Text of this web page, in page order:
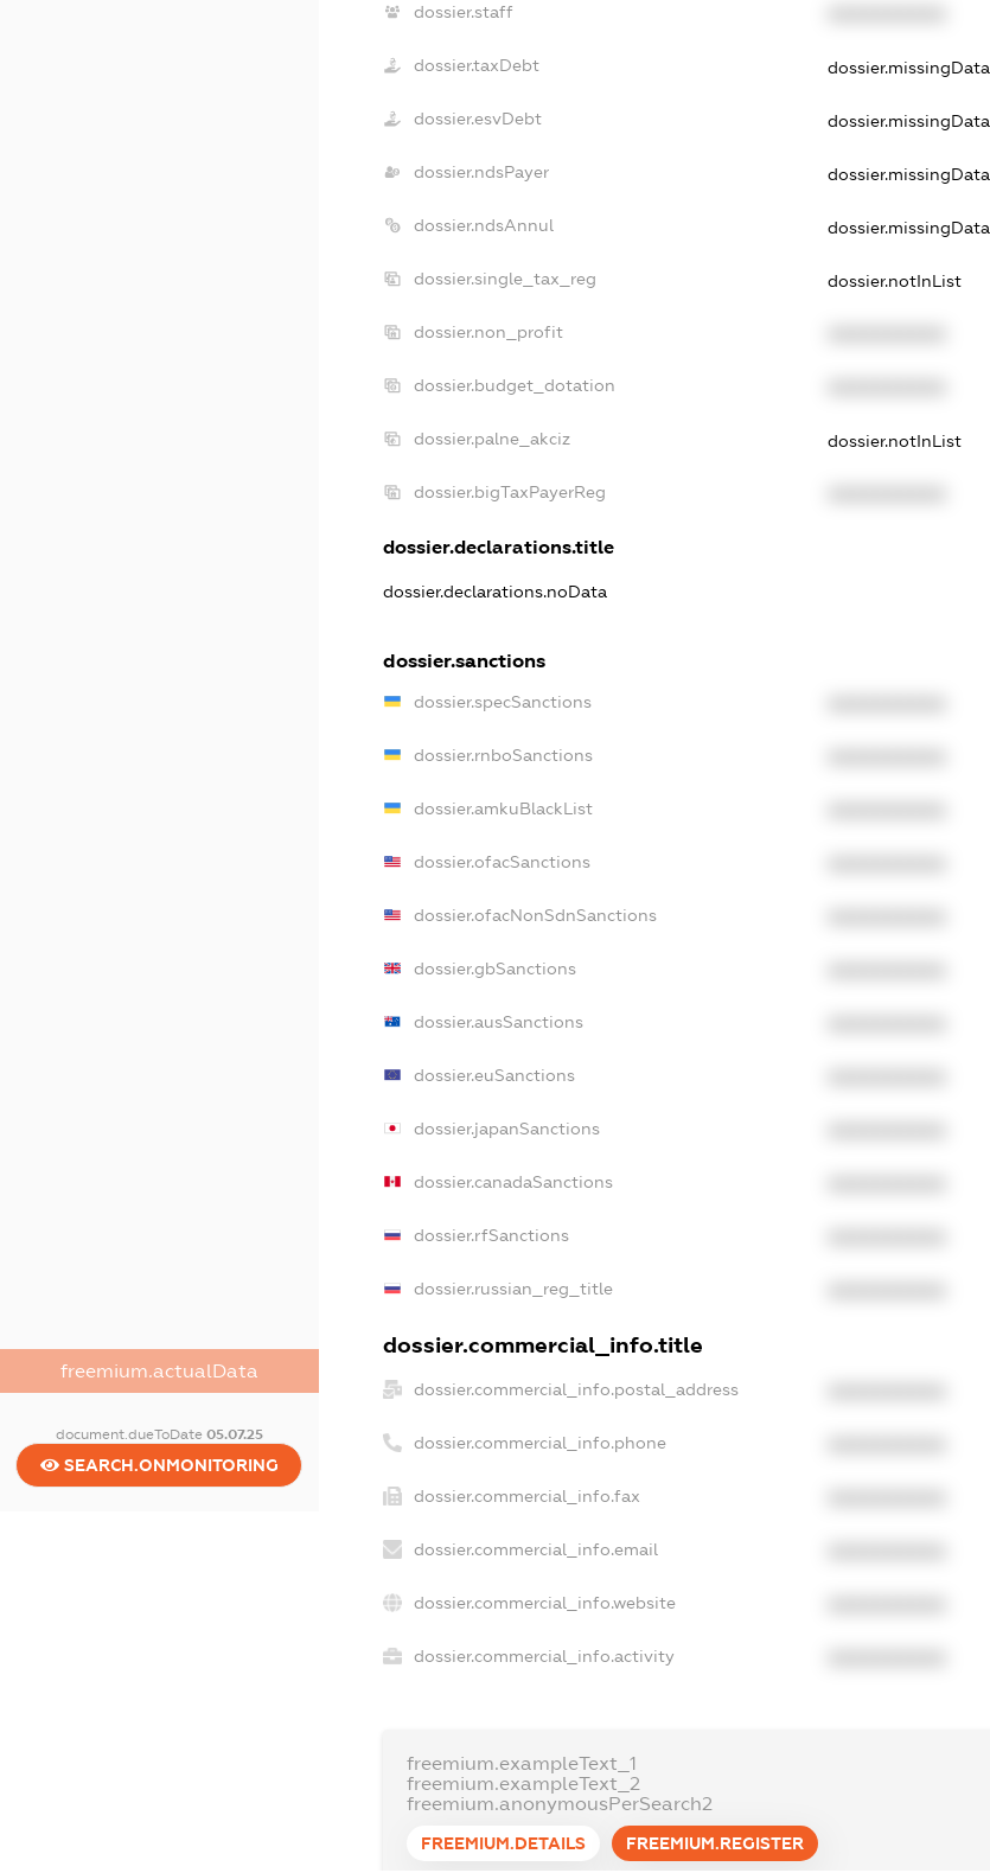
freemium.actualData
document.dueToDate 05.07.25
SEARCH.ONMONITORING
dossier.staff
dossier.taxDebt dossier.missingData
dossier.esvDebt dossier.missingData
dossier.ndsPayer dossier.missingData
dossier.ndsAnnul dossier.missingData
dossier.single_tax_reg dossier.notInList
dossier.non_profit
dossier.budget_dotation
dossier.palne_akciz dossier.notInList
dossier.bigTaxPayerReg
dossier.declarations.title
dossier.declarations.noData
dossier.sanctions
dossier.specSanctions
dossier.rnboSanctions
dossier.amkuBlackList
dossier.ofacSanctions
dossier.ofacNonSdnSanctions
dossier.gbSanctions
dossier.ausSanctions
dossier.euSanctions
dossier.japanSanctions
dossier.canadaSanctions
dossier.rfSanctions
dossier.russian_reg_title
dossier.commercial_info.title
dossier.commercial_info.postal_address
dossier.commercial_info.phone
dossier.commercial_info.fax
dossier.commercial_info.email
dossier.commercial_info.website
dossier.commercial_info.activity
freemium.exampleText_1
freemium.exampleText_2
freemium.anonymousPerSearch2
FREEMIUM.DETAILS FREEMIUM.REGISTER